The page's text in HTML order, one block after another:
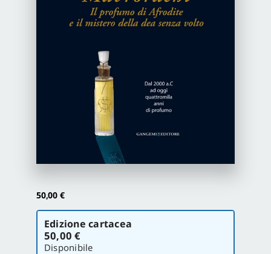
Proposte di pubblicazione
50,00 €
Scegli
versione
Edizione cartacea
50,00 €
Disponibile